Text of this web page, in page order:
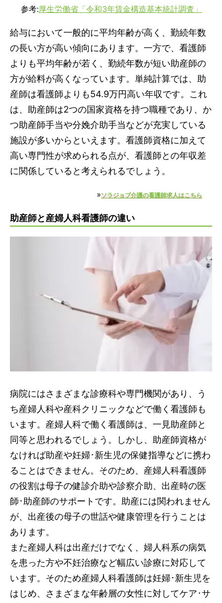
参考:厚生労働省「令和3年賃金構造基本統計調査」
給与において一般的に平均年齢が高く、勤続年数
の長い方が高い傾向にあります。一方で、看護師
よりも平均年齢が若く、勤続年数が短い助産師の
方が給料が高くなっています。単純計算では、助
産師は看護師よりも54.9万円高い年収です。これ
は、助産師は2つの国家資格を持つ職種であり、か
つ助産師手当や分娩介助手当などが充実している
施設が多いからといえます。看護師資格に加えて
高い専門性が求められる点が、看護師との年収差
に関係していると考えられるでしょう。
»ソラジョブ介護の看護師求人はこちら
助産師と産婦人科看護師の違い
病院にはさまざまな診療科や専門機関があり、う
ち産婦人科や産科クリニックなどで働く看護師も
います。産婦人科で働く看護師は、一見助産師と
同等と思われるでしょう。しかし、助産師資格が
なければ助産や妊婦･新生児の保健指導などに携わ
ることはできません。そのため、産婦人科看護師
の役割は母子の健診介助や診察介助、出産時の医
師･助産師のサポートです。助産には関われません
が、出産後の母子の世話や健康管理を行うことは
あります。
また産婦人科は出産だけでなく、婦人科系の病気
を患った方や不妊治療など幅広い診療に対応して
います。そのため産婦人科看護師は妊婦･新生児を
はじめ、さまざまな年齢層の女性に対してケア･サ